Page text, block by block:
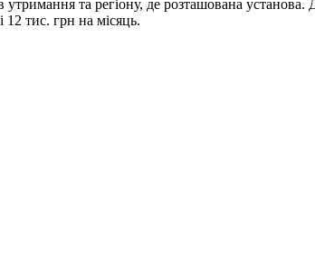
та регіону, де розташована
12 тис. грн на місяць.